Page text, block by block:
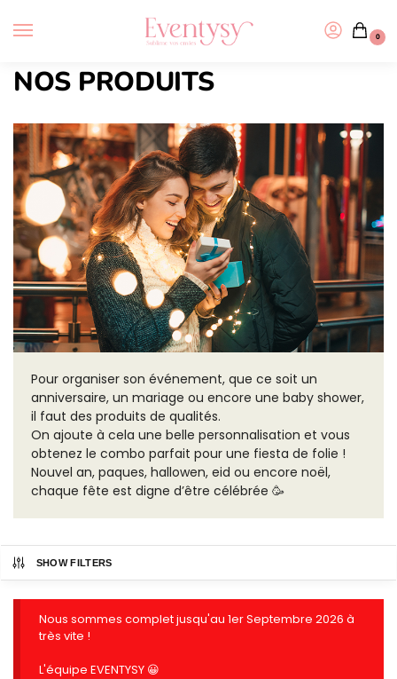
0
NOS PRODUITS
Pour organiser son événement, que ce soit un
anniversaire, un mariage ou encore une baby shower,
il faut des produits de qualités.
On ajoute à cela une belle personnalisation et vous
obtenez le combo parfait pour une fiesta de folie !
Nouvel an, paques, hallowen, eid ou encore noël,
chaque fête est digne d’être célébrée 🥳
SHOW FILTERS
Nous sommes complet jusqu'au 1er Septembre 2026 à
très vite !
L'équipe EVENTYSY 😀